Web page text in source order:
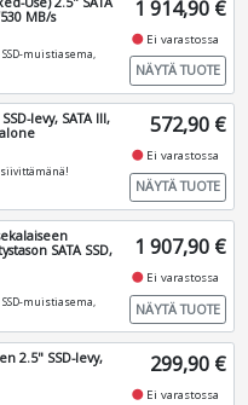
MB/s
muistiasema,
1 914,90 €
fiber_manual_record Ei varastossa
NÄYTÄ TUOTE
levy, SATA III,
572,90 €
fiber_manual_record Ei varastossa
NÄYTÄ TUOTE
SATA SSD,
muistiasema,
1 907,90 €
fiber_manual_record Ei varastossa
NÄYTÄ TUOTE
2.5" SSD-levy,
299,90 €
fiber_manual_record Ei varastossa